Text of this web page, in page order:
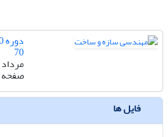
70
مرداد 1402
صفحه
فایل ها